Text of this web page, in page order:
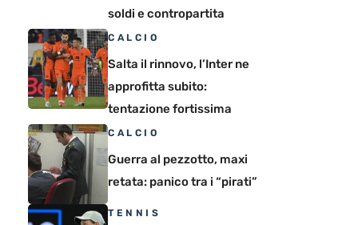
soldi e contropartita
CALCIO
Salta il rinnovo, l’Inter ne
approfitta subito:
tentazione fortissima
CALCIO
Guerra al pezzotto, maxi
retata: panico tra i “pirati”
TENNIS